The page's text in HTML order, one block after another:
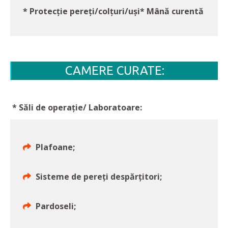
* Protecție pereți/colţuri/uşi* Mână curentă
CAMERE CURATE:
* Săli de operație/ Laboratoare:
Plafoane;
Sisteme de pereți despărțitori;
Pardoseli;